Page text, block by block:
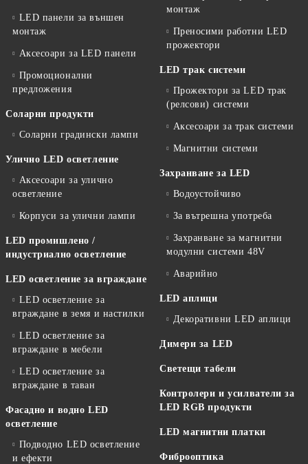
LED панели за външен
монтаж
Аксесоари за LED панели
Промоционални
предложения
Соларни продукти
Соларни градински лампи
Улично LED осветление
Аксесоари за улично
осветление
Корпуси за улични лампи
LED промишлено /
индустриално осветление
LED осветление за вграждане
LED осветление за
вграждане в земя и настилки
LED осветление за
вграждане в мебели
LED осветление за
вграждане в таван
Фасадно и водно LED
осветление
Подводно LED осветление
и ефекти
монтаж
Преносими работни LED
прожектори
LED трак системи
Прожектори за LED трак
(релсови) системи
Аксесоари за трак системи
Магнитни системи
Захранване за LED
Водоустойчиво
За вътрешна употреба
Захранване за магнитни
модулни системи 48V
Аварийно
LED аплици
Декоративни LED аплици
Димери за LED
Светещи табели
Контролери и усилватели за
LED RGB продукти
LED магнитни платки
Фиброоптика